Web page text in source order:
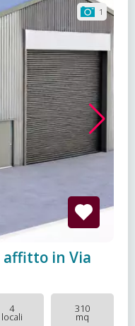
1
in Via
4
locali
310
mq